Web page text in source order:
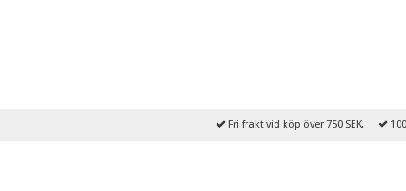
Fri frakt vid köp över 750 SEK.